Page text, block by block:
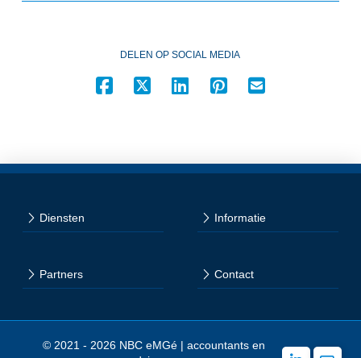
DELEN OP SOCIAL MEDIA
Diensten Informatie
Partners Contact
© 2021 - 2026 NBC eMGé | accountants en